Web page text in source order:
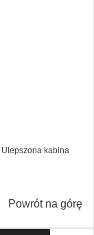
Ulepszona kabina
Powrót na górę